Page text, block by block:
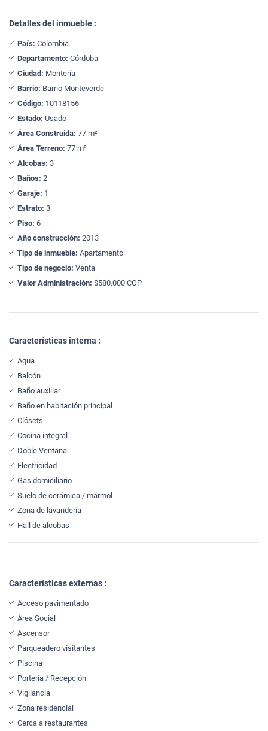
Detalles del inmueble :
País: Colombia
Departamento: Córdoba
Ciudad: Montería
Barrio: Barrio Monteverde
Código: 10118156
Estado: Usado
Área Construida: 77 m²
Área Terreno: 77 m²
Alcobas: 3
Baños: 2
Garaje: 1
Estrato: 3
Piso: 6
Año construcción: 2013
Tipo de inmueble: Apartamento
Tipo de negocio: Venta
Valor Administración: $580.000 COP
Características interna :
Agua
Balcón
Baño auxiliar
Baño en habitación principal
Clósets
Cocina integral
Doble Ventana
Electricidad
Gas domiciliario
Suelo de cerámica / mármol
Zona de lavandería
Hall de alcobas
Características externas :
Acceso pavimentado
Área Social
Ascensor
Parqueadero visitantes
Piscina
Portería / Recepción
Vigilancia
Zona residencial
Cerca a restaurantes